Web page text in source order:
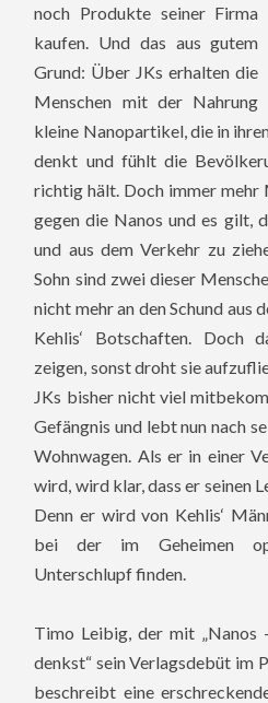
noch Produkte seiner Firma
kaufen. Und das aus gutem
Grund: Über JKs erhalten die
Menschen mit der Nahrung
kleine Nanopartikel, die in
denkt und fühlt die
richtig hält. Doch immer mehr
gegen die Nanos und es gilt,
und aus dem Verkehr zu
Sohn sind zwei dieser
nicht mehr an den Schund aus
Kehlis‘ Botschaften. Doch
zeigen, sonst droht sie
JKs bisher nicht viel
Gefängnis und lebt nun nach
Wohnwagen. Als er in einer
wird, wird klar, dass er seinen
Denn er wird von Kehlis‘
bei der im Geheimen
Unterschlupf finden.
Timo Leibig, der mit „Nanos
denkst“ sein Verlagsdebüt im
beschreibt eine